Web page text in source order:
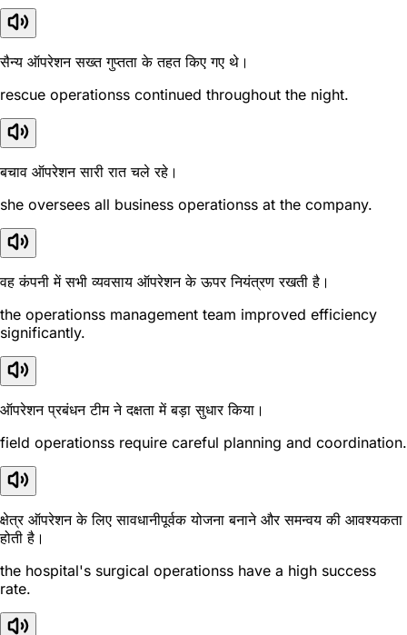
सैन्य ऑपरेशन सख्त गुप्तता के तहत किए गए थे।
rescue operationss continued throughout the night.
बचाव ऑपरेशन सारी रात चले रहे।
she oversees all business operationss at the company.
वह कंपनी में सभी व्यवसाय ऑपरेशन के ऊपर नियंत्रण रखती है।
the operationss management team improved efficiency
significantly.
ऑपरेशन प्रबंधन टीम ने दक्षता में बड़ा सुधार किया।
field operationss require careful planning and coordination.
क्षेत्र ऑपरेशन के लिए सावधानीपूर्वक योजना बनाने और समन्वय की आवश्यकता
होती है।
the hospital's surgical operationss have a high success
rate.